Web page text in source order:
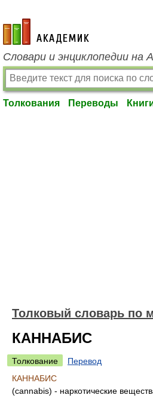
academic.ru
Словари и энциклопедии на
Толкования Переводы
Толковый словарь по
КАННАБИС
Толкование
Перевод
КАННАБИС
(cannabis) - наркотические